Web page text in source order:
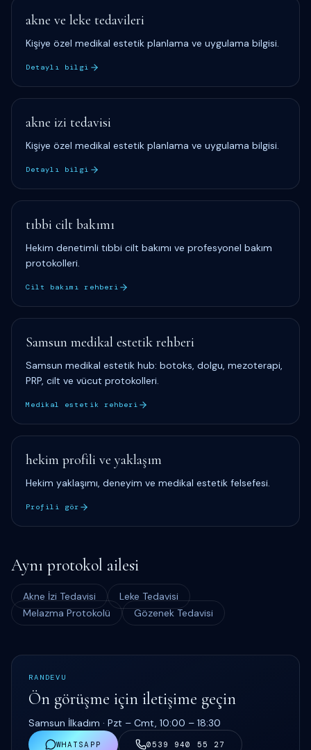
akne ve leke tedavileri
Kişiye özel medikal estetik planlama ve uygulama bilgisi.
Detaylı bilgi
akne izi tedavisi
Kişiye özel medikal estetik planlama ve uygulama bilgisi.
Detaylı bilgi
tıbbi cilt bakımı
Hekim denetimli tıbbi cilt bakımı ve profesyonel bakım
protokolleri.
Cilt bakımı rehberi
Samsun medikal estetik rehberi
Samsun medikal estetik hub: botoks, dolgu, mezoterapi,
PRP, cilt ve vücut protokolleri.
Medikal estetik rehberi
hekim profili ve yaklaşım
Hekim yaklaşımı, deneyim ve medikal estetik felsefesi.
Profili gör
Aynı protokol ailesi
Akne İzi Tedavisi
Leke Tedavisi
Melazma Protokolü
Gözenek Tedavisi
RANDEVU
Ön görüşme için iletişime geçin
Samsun İlkadım · Pzt – Cmt, 10:00 – 18:30
WHATSAPP 0539 940 55 27